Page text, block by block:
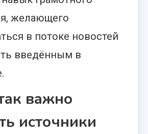
желающего
в потоке новостей
введённым в
важно
источники